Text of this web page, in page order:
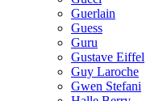
Guerlain
Guess
Guru
Gustave Eiffel
Guy Laroche
Gwen Stefani